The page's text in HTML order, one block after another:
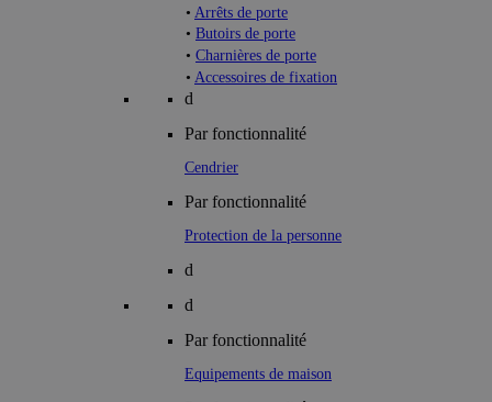
• Arrêts de porte
• Butoirs de porte
• Charnières de porte
• Accessoires de fixation
d
Par fonctionnalité
Cendrier
Par fonctionnalité
Protection de la personne
d
d
Par fonctionnalité
Equipements de maison